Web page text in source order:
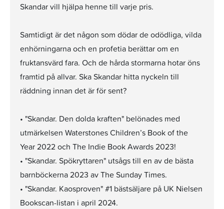
Skandar vill hjälpa henne till varje pris.
Samtidigt är det någon som dödar de odödliga, vilda
enhörningarna och en profetia berättar om en
fruktansvärd fara. Och de hårda stormarna hotar öns
framtid på allvar. Ska Skandar hitta nyckeln till
räddning innan det är för sent?
• "Skandar. Den dolda kraften" belönades med
utmärkelsen Waterstones Children’s Book of the
Year 2022 och The Indie Book Awards 2023!
• "Skandar. Spökryttaren" utsågs till en av de bästa
barnböckerna 2023 av The Sunday Times.
• "Skandar. Kaosproven" #1 bästsäljare på UK Nielsen
Bookscan-listan i april 2024.